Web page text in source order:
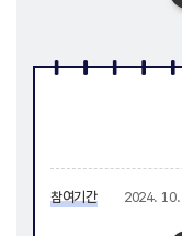
참여기간 2024.